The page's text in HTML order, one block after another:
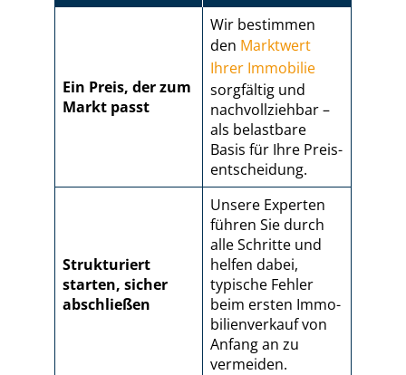
Ein Preis, der zum
Markt passt
Wir bestimmen
den Marktwert
Ihrer Immobilie
sorgfältig und
nachvollziehbar –
als belastbare
Basis für Ihre Preis­
ent­schei­dung.
Strukturiert
starten, sicher
abschließen
Unsere Experten
führen Sie durch
alle Schritte und
helfen dabei,
typische Fehler
beim ersten Im­mo­
bi­li­en­ver­kauf von
Anfang an zu
vermeiden.